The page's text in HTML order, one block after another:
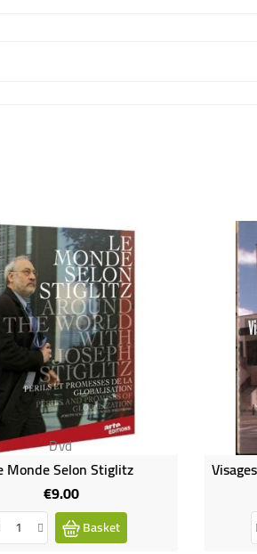
Dvd
Monde Selon Stiglitz
€9.00Price
Basket